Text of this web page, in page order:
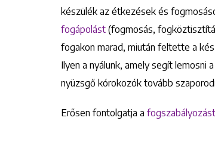
készülék az étkezések és
fogápolást (fogmosás,
fogakon marad, miután feltette a
Ilyen a nyálunk, amely segít lemosni
nyüzsgő kórokozók tovább
Erősen fontolgatja a fogszabályozást